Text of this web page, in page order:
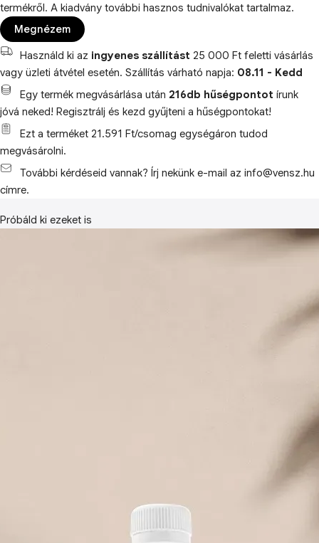
termékről. A kiadvány további hasznos tudnivalókat tartalmaz.
Megnézem
Használd ki az ingyenes szállítást 25 000 Ft feletti vásárlás
vagy üzleti átvétel esetén. Szállítás várható napja: 08.11 - Kedd
Egy termék megvásárlása után 216db hűségpontot írunk
jóvá neked! Regisztrálj és kezd gyűjteni a hűségpontokat!
Ezt a terméket 21.591 Ft/csomag egységáron tudod
megvásárolni.
További kérdéseid vannak? Írj nekünk e-mail az info@vensz.hu
címre.
Próbáld ki ezeket is